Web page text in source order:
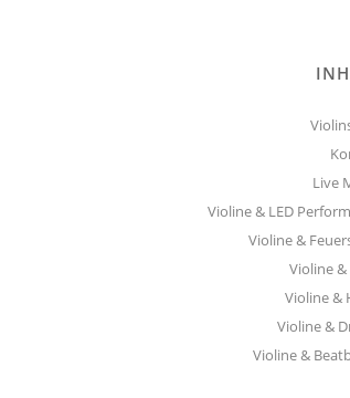
Live
Violine & LED
Violine &
Violine &
Violine &
Violine &
Violine &